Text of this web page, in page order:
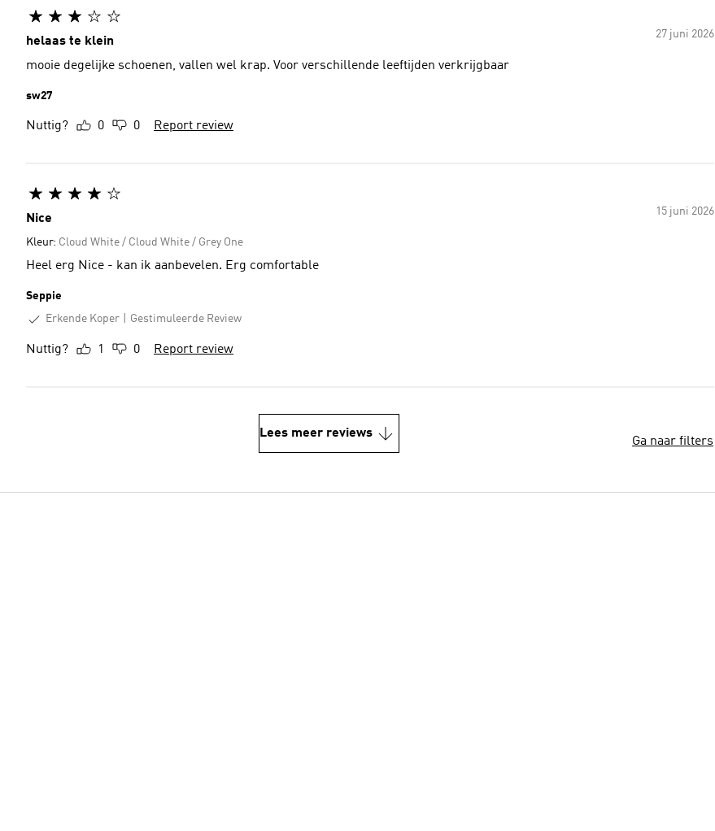
27 juni 2026
helaas te klein
mooie degelijke schoenen, vallen wel krap. Voor verschillende leeftijden verkrijgbaar
sw27
Nuttig? 0 0 Report review
15 juni 2026
Nice
Kleur: Cloud White / Cloud White / Grey One
Heel erg Nice - kan ik aanbevelen. Erg comfortable
Seppie
Erkende Koper
Gestimuleerde Review
Nuttig? 1 0 Report review
Lees meer reviews
Ga naar filters